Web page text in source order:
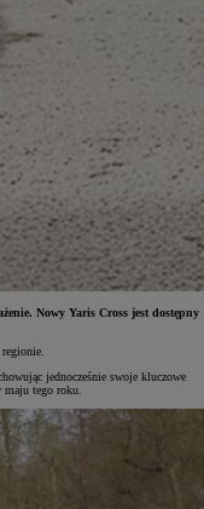
Nowy Yaris Cross jest dostępny
jednocześnie swoje kluczowe
maju tego roku.